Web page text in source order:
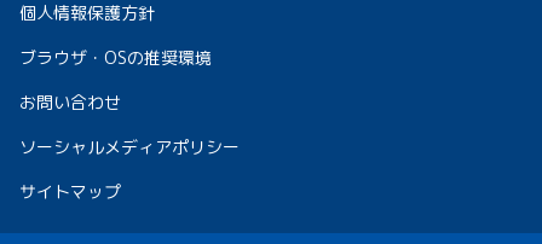
個人情報保護方針
ブラウザ・OSの推奨環境
お問い合わせ
ソーシャルメディアポリシー
サイトマップ